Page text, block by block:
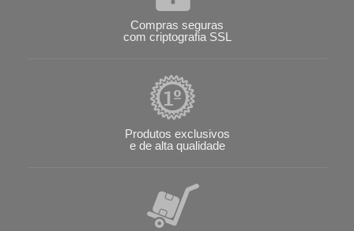
Compras seguras
com criptografia SSL
Produtos exclusivos
e de alta qualidade